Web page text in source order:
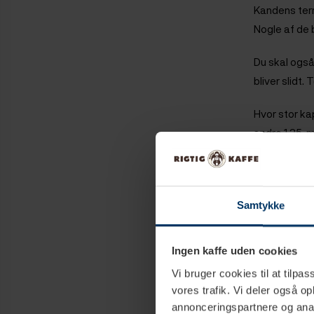
Samtykke
Ingen kaffe uden cookies
Vi bruger cookies til at
vores trafik. Vi deler også
annonceringspartnere og
Kandens
Nogle af de
Du skal
bliver slidt.
Hvor stor
andre 1,25,
Udvendig
tørre af -
Der findes
der
De mest